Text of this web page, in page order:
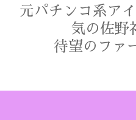
元パチンコ系ア
気の佐野
待望のファ